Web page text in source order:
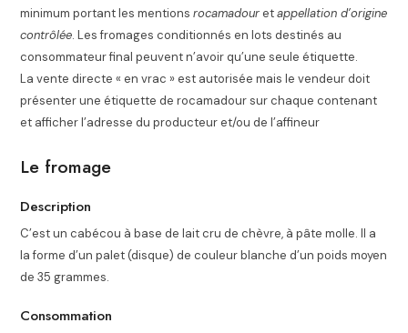
minimum portant les mentionsrocamadouretappellation d’origine
contrôlée. Les fromages conditionnés en lots destinés au
consommateur final peuvent n’avoir qu’une seule étiquette.
La vente directe « en vrac » est autorisée mais le vendeur doit
présenter une étiquette de rocamadour sur chaque contenant
et afficher l’adresse du producteur et/ou de l’affineur
Le fromage
Description
C’est un cabécou à base de lait cru de chèvre, à pâte molle. Il a
la forme d’un palet (disque) de couleur blanche d’un poids moyen
de 35 grammes.
Consommation